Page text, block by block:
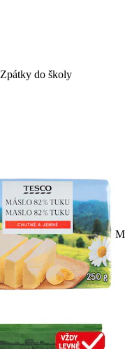
Zpátky do školy